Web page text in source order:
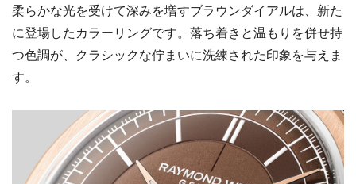
柔らかな光を受けて深みを増すブラウンダイアルは、新た
に登場したカラーリングです。落ち着きと温もりを併せ持
つ色調が、クラシックな佇まいに洗練された印象を与えま
す。